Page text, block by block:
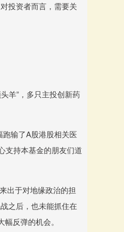
投资者而言，需要关
羊”，多只主投创新药
输了A股港股相关医
支持本基金的朋友们道
出于对地缘政治的担
之后，也未能抓住在
反弹的机会。